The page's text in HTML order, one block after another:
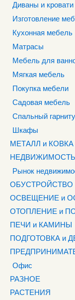
Диваны и кровати
Изготовление
Кухонная мебель
Матрасы
Мебель для
Мягкая мебель
Покупка мебели
Садовая мебель
Спальный
Шкафы
МЕТАЛЛ и КОВКА
НЕДВИЖИМОСТЬ
Рынок
ОБУСТРОЙСТВО
ОСВЕЩЕНИЕ и
ОТОПЛЕНИЕ и
ПЕЧИ и КАМИНЫ
ПОДГОТОВКА и
Офис
РАЗНОЕ
РАСТЕНИЯ